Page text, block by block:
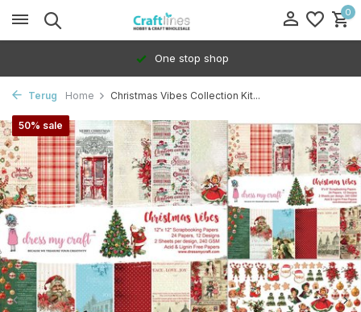
0
One stop shop
Terug Home Christmas Vibes Collection Kit...
50% sale